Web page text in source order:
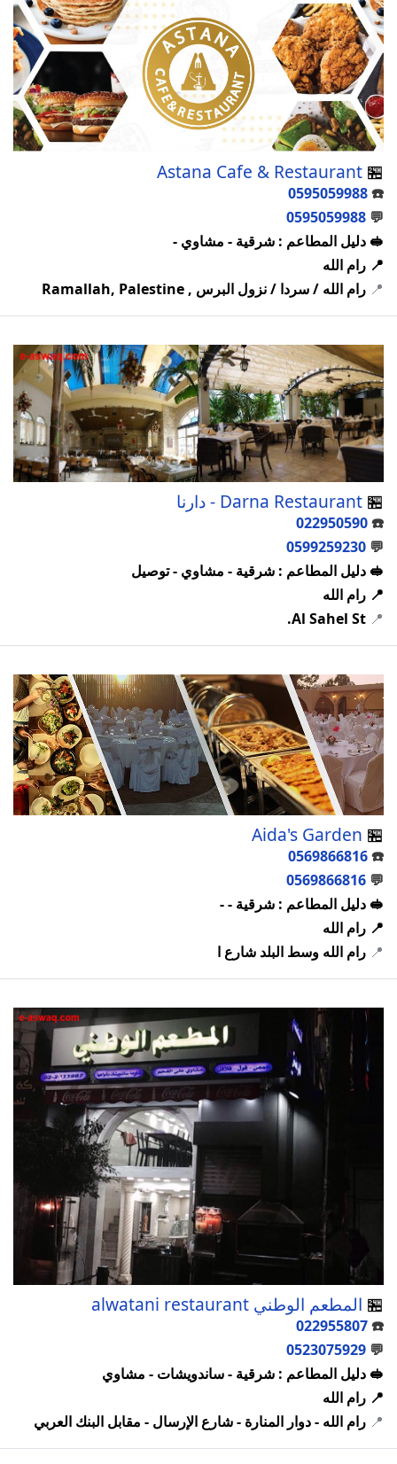
🏪
Astana Cafe & Restaurant
☎️
0595059988
💬
0595059988
🥪 دليل المطاعم : شرقية - مشاوي -
📍 رام الله
📍 رام الله / سردا / نزول البرس , Ramallah, Palestine
🏪 Darna Restaurant - دارنا
☎️
022950590
💬
0599259230
🥪 دليل المطاعم : شرقية - مشاوي - توصيل
📍 رام الله
📍
Al Sahel St.
🏪
Aida's Garden
☎️
0569866816
💬
0569866816
🥪 دليل المطاعم : شرقية - -
📍 رام الله
📍 رام الله وسط البلد شارع ا
🏪 المطعم الوطني alwatani restaurant
☎️
022955807
💬
0523075929
🥪 دليل المطاعم : شرقية - ساندويشات - مشاوي
📍 رام الله
📍 رام الله - دوار المنارة - شارع الإرسال - مقابل البنك العربي